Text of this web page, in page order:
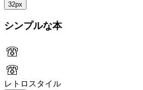
32px
シンプルな本
レトロスタイル